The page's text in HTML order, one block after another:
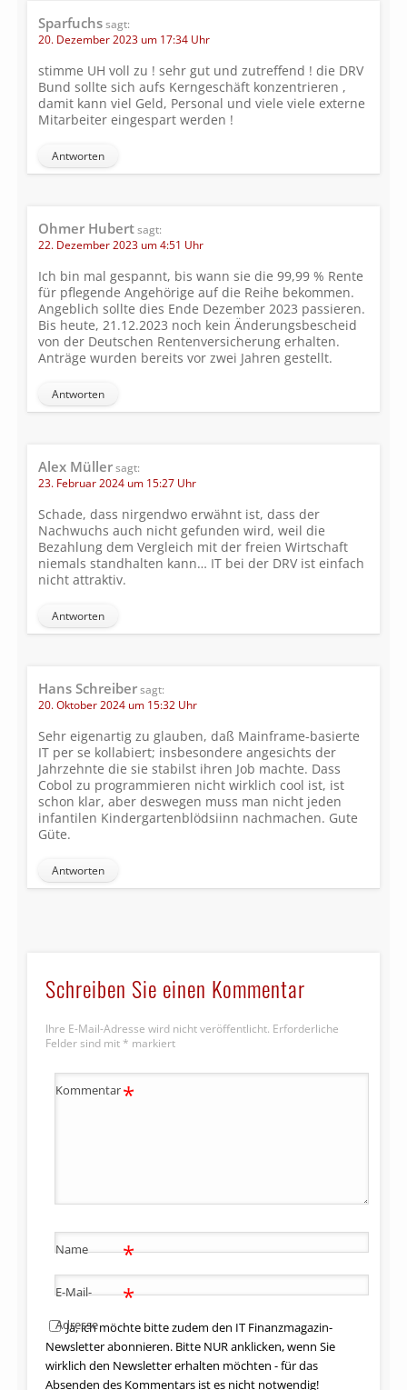
Sparfuchssagt:
20. Dezember 2023 um 17:34 Uhr
stimme UH voll zu ! sehr gut und zutreffend ! die DRV
Bund sollte sich aufs Kerngeschäft konzentrieren ,
damit kann viel Geld, Personal und viele viele externe
Mitarbeiter eingespart werden !
Antworten
Ohmer Hubertsagt:
22. Dezember 2023 um 4:51 Uhr
Ich bin mal gespannt, bis wann sie die 99,99 % Rente
für pflegende Angehörige auf die Reihe bekommen.
Angeblich sollte dies Ende Dezember 2023 passieren.
Bis heute, 21.12.2023 noch kein Änderungsbescheid
von der Deutschen Rentenversicherung erhalten.
Anträge wurden bereits vor zwei Jahren gestellt.
Antworten
Alex Müllersagt:
23. Februar 2024 um 15:27 Uhr
Schade, dass nirgendwo erwähnt ist, dass der
Nachwuchs auch nicht gefunden wird, weil die
Bezahlung dem Vergleich mit der freien Wirtschaft
niemals standhalten kann… IT bei der DRV ist einfach
nicht attraktiv.
Antworten
Hans Schreibersagt:
20. Oktober 2024 um 15:32 Uhr
Sehr eigenartig zu glauben, daß Mainframe-basierte
IT per se kollabiert; insbesondere angesichts der
Jahrzehnte die sie stabilst ihren Job machte. Dass
Cobol zu programmieren nicht wirklich cool ist, ist
schon klar, aber deswegen muss man nicht jeden
infantilen Kindergartenblödsiinn nachmachen. Gute
Güte.
Antworten
Schreiben Sie einen Kommentar
Ihre E-Mail-Adresse wird nicht veröffentlicht. Erforderliche
Felder sind mit * markiert
Kommentar*
Name *
E-Mail-
Adresse
*
Ja, ich möchte bitte zudem den IT Finanzmagazin-
Newsletter abonnieren. Bitte NUR anklicken, wenn Sie
wirklich den Newsletter erhalten möchten - für das
Absenden des Kommentars ist es nicht notwendig!